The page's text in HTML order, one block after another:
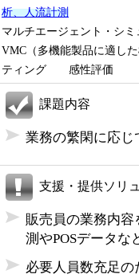
析、人流計測
マルチエージェント・シ
VMC（多機能製品に適
ティング 感性評価
課題内容
業務の繁閑に応
支援・提供ソリ
販売員の業務内
測やPOSデータ
必要人員数充足